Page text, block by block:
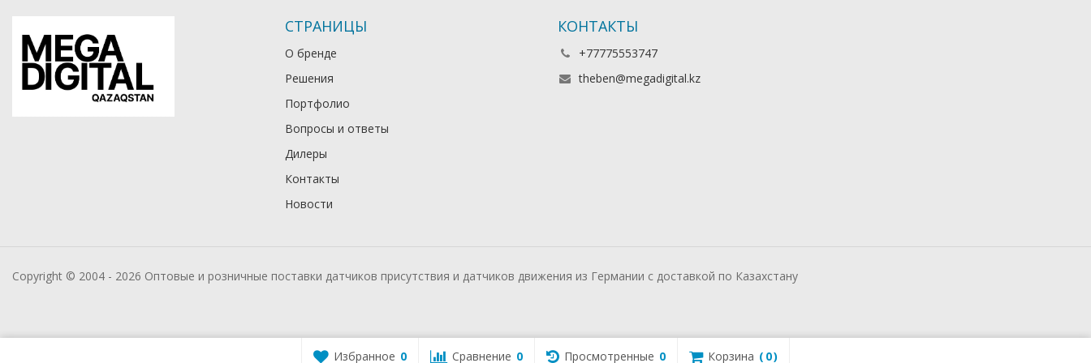
СТРАНИЦЫ
О бренде
Решения
Портфолио
Вопросы и ответы
Дилеры
Контакты
Новости
КОНТАКТЫ
+77775553747
theben@megadigital.kz
Copyright © 2004 - 2026 Оптовые и розничные поставки датчиков присутствия и датчиков движения из Германии с доставкой по Казахстану
Избранное 0 Сравнение 0 Просмотренные 0 Корзина 0